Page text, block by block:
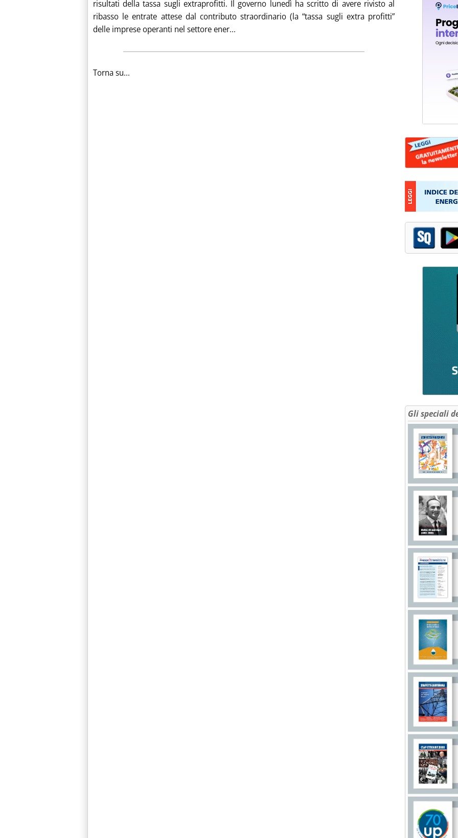
risultati della tassa sugli extraprofitti. Il governo lunedì ha scritto di avere rivisto al
ribasso le entrate attese dal contributo straordinario (la “tassa sugli extra profitti”
delle imprese operanti nel settore ener... Leggi tutta la notizia: 'Extraprofitti: se c'è un “buco”,
Torna su...
Gli speciali